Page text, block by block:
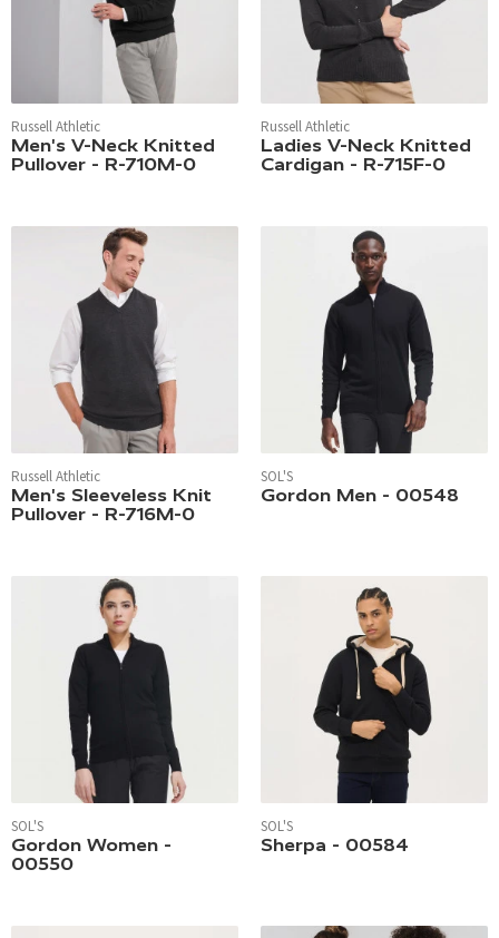
Russell Athletic
Men's V-Neck Knitted
Pullover - R-710M-0
Russell Athletic
Ladies V-Neck Knitted
Cardigan - R-715F-0
Russell Athletic
Men's Sleeveless Knit
Pullover - R-716M-0
SOL'S
Gordon Men - 00548
SOL'S
Gordon Women -
00550
SOL'S
Sherpa - 00584